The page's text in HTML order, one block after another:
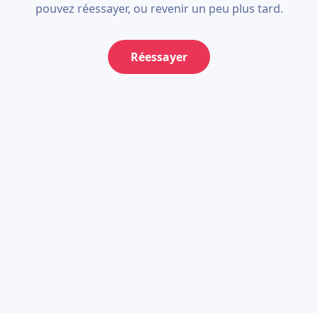
pouvez réessayer, ou revenir un peu plus tard.
Réessayer